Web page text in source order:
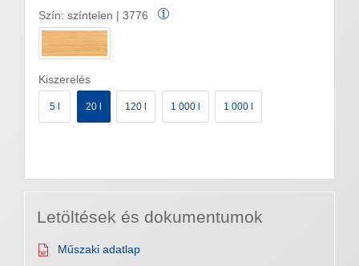
Szín: színtelen | 3776
Kiszerelés
5 l 20 l 120 l 1 000 l 1 000 l
Letöltések és dokumentumok
Műszaki adatlap